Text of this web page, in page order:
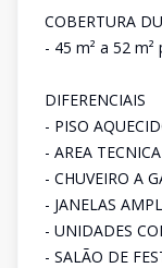
COBERTURA
- 45 m² a 52 m²
DIFERENCIAIS
- PISO
- AREA
- CHUVEIRO A
- JANELAS
- UNIDADES
- SALÃO DE